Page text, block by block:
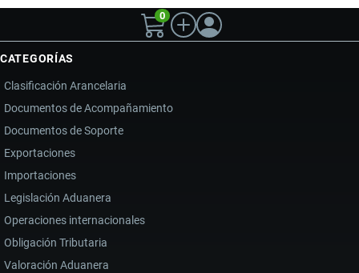
0
CATEGORÍAS
Clasificación Arancelaria
Documentos de Acompañamiento
Documentos de Soporte
Exportaciones
Importaciones
Legislación Aduanera
Operaciones internacionales
Obligación Tributaria
Valoración Aduanera